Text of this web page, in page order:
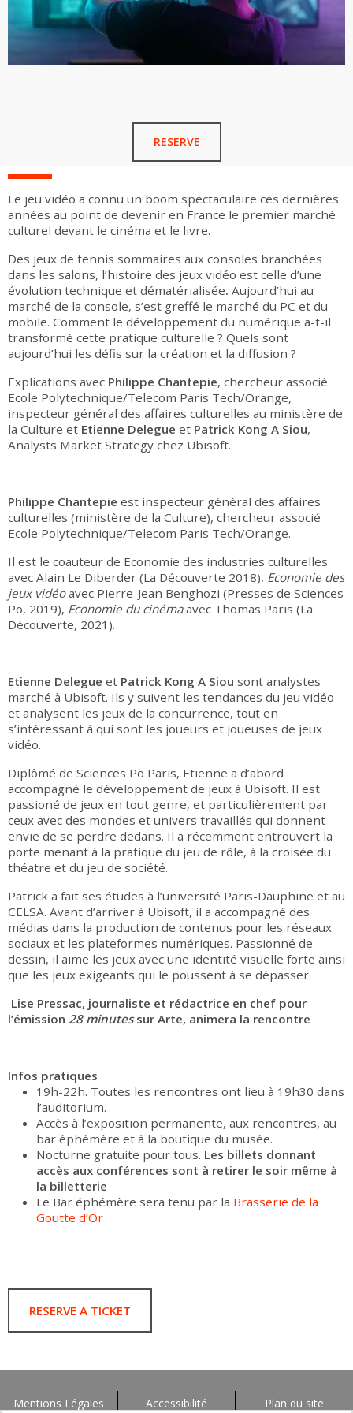
RESERVE
Le jeu vidéo a connu un boom spectaculaire ces dernières
années au point de devenir en France le premier marché
culturel devant le cinéma et le livre.
Des jeux de tennis sommaires aux consoles branchées
dans les salons, l’histoire des jeux vidéo est celle d’une
évolution technique et dématérialisée. Aujourd’hui au
marché de la console, s’est greffé le marché du PC et du
mobile. Comment le développement du numérique a-t-il
transformé cette pratique culturelle ? Quels sont
aujourd’hui les défis sur la création et la diffusion ?
Explications avec Philippe Chantepie, chercheur associé
Ecole Polytechnique/Telecom Paris Tech/Orange,
inspecteur général des affaires culturelles au ministère de
la Culture et Etienne Delegue et Patrick Kong A Siou,
Analysts Market Strategy chez Ubisoft.
Philippe Chantepie est inspecteur général des affaires
culturelles (ministère de la Culture), chercheur associé
Ecole Polytechnique/Telecom Paris Tech/Orange.
Il est le coauteur de Economie des industries culturelles
avec Alain Le Diberder (La Découverte 2018), Economie des
jeux vidéoavec Pierre-Jean Benghozi (Presses de Sciences
Po, 2019), Economie du cinémaavec Thomas Paris (La
Découverte, 2021).
Etienne Delegue et Patrick Kong A Siou sont analystes
marché à Ubisoft. Ils y suivent les tendances du jeu vidéo
et analysent les jeux de la concurrence, tout en
s’intéressant à qui sont les joueurs et joueuses de jeux
vidéo.
Diplômé de Sciences Po Paris, Etienne a d’abord
accompagné le développement de jeux à Ubisoft. Il est
passioné de jeux en tout genre, et particulièrement par
ceux avec des mondes et univers travaillés qui donnent
envie de se perdre dedans. Il a récemment entrouvert la
porte menant à la pratique du jeu de rôle, à la croisée du
théatre et du jeu de société.
Patrick a fait ses études à l’université Paris-Dauphine et au
CELSA. Avant d’arriver à Ubisoft, il a accompagné des
médias dans la production de contenus pour les réseaux
sociaux et les plateformes numériques. Passionné de
dessin, il aime les jeux avec une identité visuelle forte ainsi
que les jeux exigeants qui le poussent à se dépasser.
Lise Pressac, journaliste et rédactrice en chef pour
l’émission 28 minutessur Arte, animera la rencontre
Infos pratiques
19h-22h. Toutes les rencontres ont lieu à 19h30 dans
l’auditorium.
Accès à l’exposition permanente, aux rencontres, au
bar éphémère et à la boutique du musée.
Nocturne gratuite pour tous. Les billets donnant
accès aux conférences sont à retirer le soir même à
la billetterie
Le Bar éphémère sera tenu par la Brasserie de la
Goutte d’Or
RESERVE A TICKET
Mentions Légales Accessibilité Plan du site